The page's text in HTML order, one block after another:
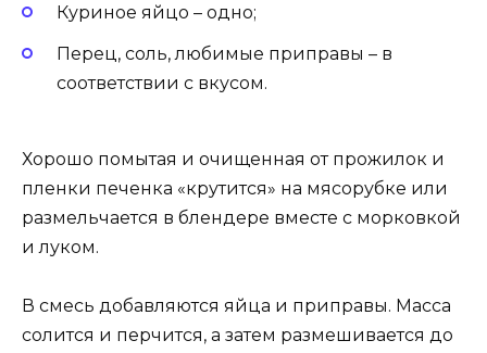
Куриное яйцо – одно;
Перец, соль, любимые приправы – в
соответствии с вкусом.
Хорошо помытая и очищенная от прожилок и
пленки печенка «крутится» на мясорубке или
размельчается в блендере вместе с морковкой
и луком.
В смесь добавляются яйца и приправы. Масса
солится и перчится, а затем размешивается до